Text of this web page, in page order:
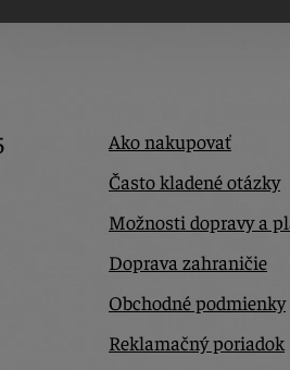
Ako nakupovať
Často kladené otázky
Možnosti dopravy a
Doprava zahraničie
Obchodné podmienky
Reklamačný poriadok